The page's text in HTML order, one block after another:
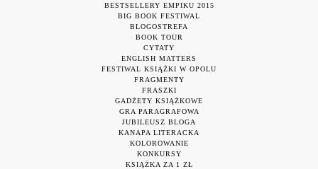
BESTSELLERY EMPIKU 2015
BIG BOOK FESTIWAL
BLOGOSTREFA
BOOK TOUR
CYTATY
ENGLISH MATTERS
FESTIWAL KSIĄŻKI W OPOLU
FRAGMENTY
FRASZKI
GADŻETY KSIĄŻKOWE
GRA PARAGRAFOWA
JUBILEUSZ BLOGA
KANAPA LITERACKA
KOLOROWANIE
KONKURSY
KSIĄŻKA ZA 1 ZŁ